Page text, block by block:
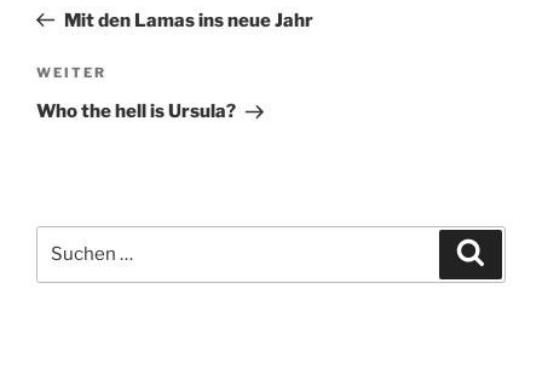
Beitrag
Mit den Lamas ins neue Jahr
Nächster
Beitrag
WEITER
Who the hell is Ursula?
nach: